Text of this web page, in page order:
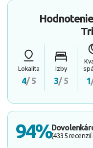
Lokalita
4/ 5
Izby
3/ 5 1
94%(4335 recenzií